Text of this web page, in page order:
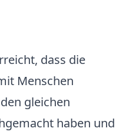
dass die
Menschen
gleichen
haben und